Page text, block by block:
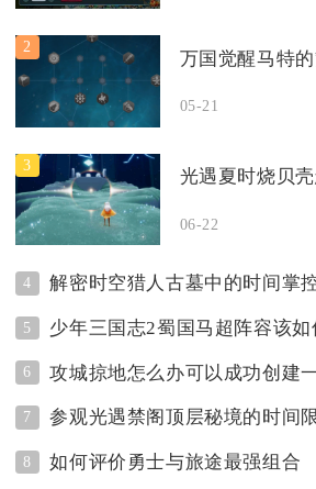
2
万国觉醒马特
05-21
3
光遇夏时烧贝
06-22
4 解密时空猎人古墓中的时间掌
5 少年三国志2蜀国马超阵容该
6 攻城掠地怎么办可以成功创建
7
8 如何评价勇士与旅途最强组合